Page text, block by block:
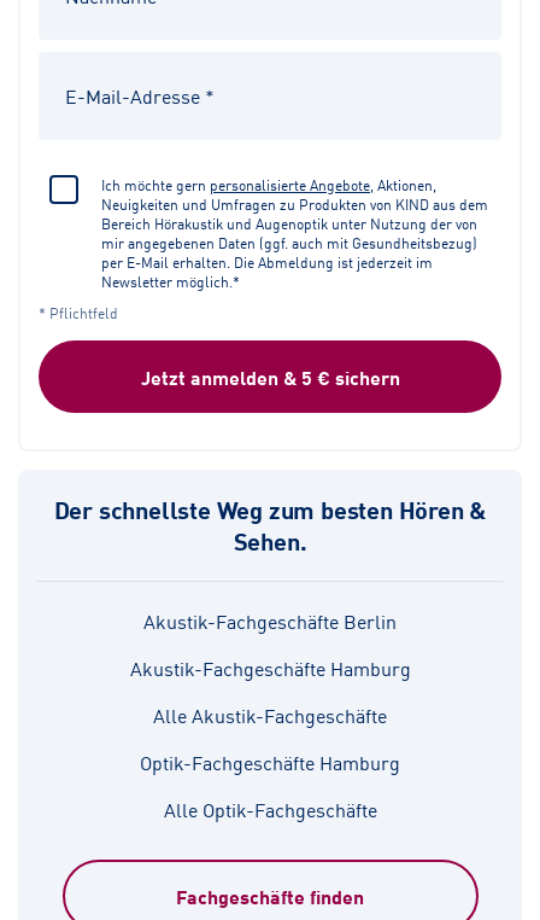
Ich möchte gern personalisierte Angebote, Aktionen,
Neuigkeiten und Umfragen zu Produkten von KIND aus dem
Bereich Hörakustik und Augenoptik unter Nutzung der von
mir angegebenen Daten (ggf. auch mit Gesundheitsbezug)
per E-Mail erhalten. Die Abmeldung ist jederzeit im
Newsletter möglich.*
* Pflichtfeld
Jetzt anmelden & 5 € sichern
Der schnellste Weg zum besten Hören &
Sehen.
Akustik-Fachgeschäfte Berlin
Akustik-Fachgeschäfte Hamburg
Alle Akustik-Fachgeschäfte
Optik-Fachgeschäfte Hamburg
Alle Optik-Fachgeschäfte
Fachgeschäfte finden